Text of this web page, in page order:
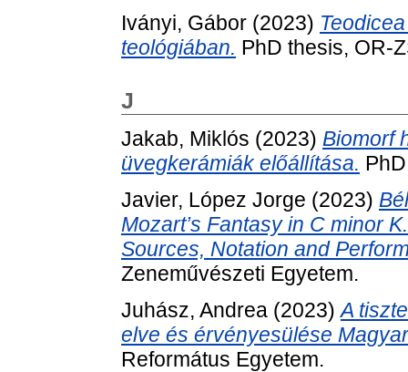
Iványi, Gábor (2023)
teológiában. PhD thesis, OR-
J
Jakab, Miklós (2023) Biomorf
üvegkerámiák előállítása.
Javier, López Jorge (2023)
Mozart’s Fantasy in C minor
Sources, Notation and
Zeneművészeti Egyetem.
Juhász, Andrea (2023)A
elve és érvényesülése
Református Egyetem.